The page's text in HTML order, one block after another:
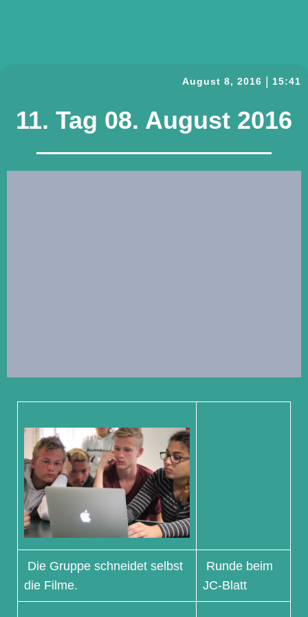
August 8, 2016 15:41
11. Tag 08. August 2016
Die Gruppe schneidet selbst
die Filme.
Runde beim
JC-Blatt